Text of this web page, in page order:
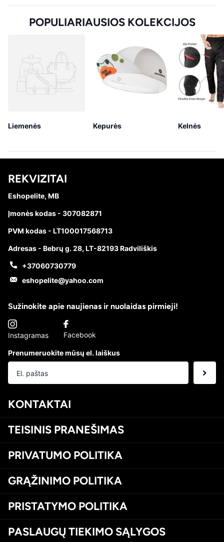
POPULIARIAUSIOS KOLEKCIJOS
Liemenės Kepurės Kelnės
Sužinokite apie naujienas ir nuolaidas pirmieji!
Instagramas Facebook
Prenumeruokite mūsų el. laiškus
KONTAKTAI
TEISINIS PRANEŠIMAS
PRIVATUMO POLITIKA
GRĄŽINIMO POLITIKA
PRISTATYMO POLITIKA
PASLAUGŲ TIEKIMO SĄLYGOS
REKVIZITAI
Eshopelite, MB
Įmonės kodas - 307082871
PVM kodas - LT100017568713
Adresas - Bebrų g. 28, LT-82193 Radviliškis
+37060730779
eshopelite@yahoo.com